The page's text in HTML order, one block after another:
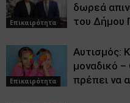
Επικαιρότητα
δωρεά
του Δήμου
Επικαιρότητα
Αυτισμός:
μοναδικό
πρέπει να